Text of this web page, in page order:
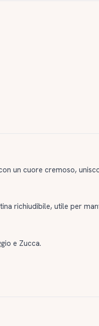
un cuore cremoso,
richiudibile, utile per
e Zucca.